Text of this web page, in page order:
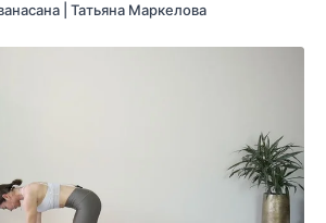
| B | Урдхва мукха шванасана | Татьяна Маркелова